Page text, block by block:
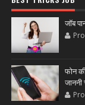
जॉब
फोन
जाननी